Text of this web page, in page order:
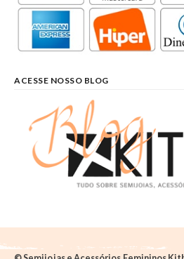
ACESSE NOSSO BLOG